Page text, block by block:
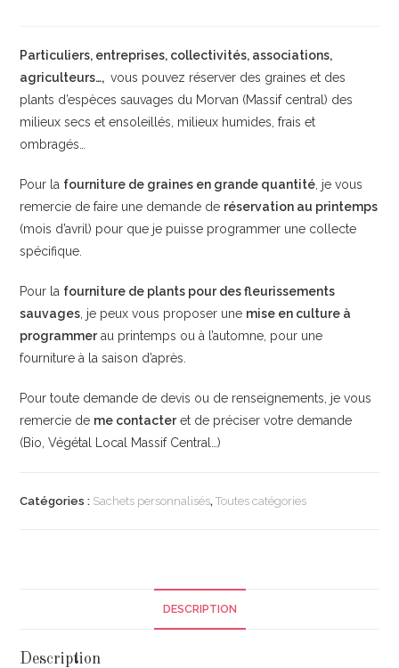
Particuliers, entreprises, collectivités, associations,
agriculteurs…, vous pouvez réserver des graines et des
plants d’espèces sauvages du Morvan (Massif central) des
milieux secs et ensoleillés, milieux humides, frais et
ombragés…
Pour la fourniture de graines en grande quantité , je vous
remercie de faire une demande de réservation au printemps
(mois d’avril) pour que je puisse programmer une collecte
spécifique.
Pour la fourniture de plants pour des fleurissements
sauvages , je peux vous proposer une mise en culture à
programmerau printemps ou à l’automne, pour une
fourniture à la saison d’après.
Pour toute demande de devis ou de renseignements, je vous
remercie de me contacteret de préciser votre demande
(Bio, Végétal Local Massif Central…)
Catégories : Sachets personnalisés,Toutes catégories
DESCRIPTION
Description